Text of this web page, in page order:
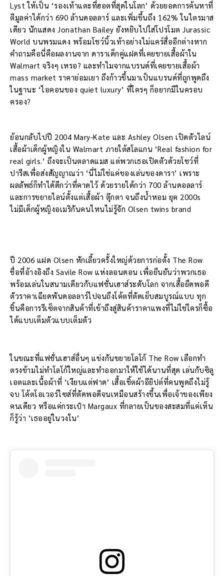
Lyst ให้เป็น ‘รองเท้าแตะที่ฮอตที่สุดในโลก’ ด้วยยอดการค้นหาที่
ตีมูลค่าได้กว่า 690 ล้านดอลลาร์ และเพิ่มขึ้นถึง 162% ในไตรมาส
เดียว นักแสดง Jonathan Bailey ยังหยิบไปใส่โปรโมต Jurassic
World บนพรมแดง พร้อมโชว์นิ้วเท้าอย่างไม่แคร์สื่ออีกต่างหาก
คำถามคือนี่คือผลงานจาก ดาราเด็กคู่แฝดที่เคยขายเสื้อผ้าใน
Walmart จริงๆ เหรอ? และทำไมจากแบรนด์ที่เคยขายเสื้อผ้า
mass market ราคาย่อมเยา ถึงก้าวขึ้นมาเป็นแบรนด์ที่ถูกพูดถึง
ในฐานะ ‘ไอคอนของ quiet luxury’ ที่ใครๆ ก็อยากมีในครอบ
ครอง?
ย้อนกลับไปปี 2004 Mary-Kate และ Ashley Olsen เปิดตัวไลน์
เสื้อผ้าเด็กผู้หญิงใน Walmart ภายใต้สโลแกน ‘Real fashion for
real girls.’ ถึงจะเป็นตลาดแมส แต่พวกเธอเปิดตัวด้วยโชว์ที่
ปารีสเพื่อส่งสัญญาณว่า ‘นี่ไม่ใช่แค่ของเล่นของดารา’ เพราะ
ผลลัพธ์ก็ทำได้ดีกว่าที่คาดไว้ ด้วยรายได้กว่า 700 ล้านดอลลาร์
และการขยายไลน์ตั้งแต่เสื้อผ้า ตุ๊กตา จนถึงน้ำหอม ยุค 2000s
ไม่มีเด็กผู้หญิงอเมริกันคนไหนไม่รู้จัก Olsen twins brand
ปี 2006 แฝด Olsen หักเลี้ยวครั้งใหญ่ด้วยการก่อตั้ง The Row
ชื่อที่อ้างอิงถึง Savile Row แห่งลอนดอน เพื่อยืนยันว่าพวกเธอ
พร้อมเล่นในสนามเดียวกับแฟชั่นเฮาส์ระดับโลก จากเสื้อยืดพอดี
ตัวราคาเฉียดพันดอลลาร์ไปจนถึงโค้ตที่ตัดเย็บสมบูรณ์แบบ ทุก
ชิ้นคือการรีเซ็ตจากสินค้าที่เข้าถึงสู่สินค้าราคาแพงที่ไม่ใช่ใครก็ซื้อ
ได้แบบเต็มตัวแบบเต็มตัว
ในขณะที่แฟชั่นเฮาส์อื่นๆ แข่งกันขยายโลโก้ The Row เลือกทำ
ตรงข้ามไม่ทำโลโก้ใหญ่และทำออกมาให้ใช้ได้นานที่สุด เล่นกับซิลู
เอตและเนื้อผ้าที่ ‘เงียบแต่ฟาด’ เสื้อเชิ้ตผ้าอียิปต์ที่คนพูดถึงไม่รู้
จบ โค้ตโอเวอร์ไซส์ที่ตัดพอดีจนเหมือนสร้างขึ้นเพื่อเจ้าของเพียง
คนเดียว หรือแค่กระเป๋า Margaux ที่กลายเป็นของสะสมที่แค่เห็น
ก็รู้ว่า ‘เธออยู่ในวงใน’